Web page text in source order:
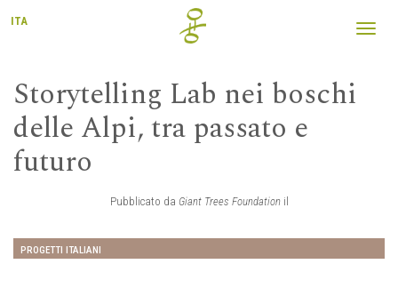
ITA
Storytelling Lab nei boschi
delle Alpi, tra passato e
futuro
Pubblicato da Giant Trees Foundationil
PROGETTI ITALIANI